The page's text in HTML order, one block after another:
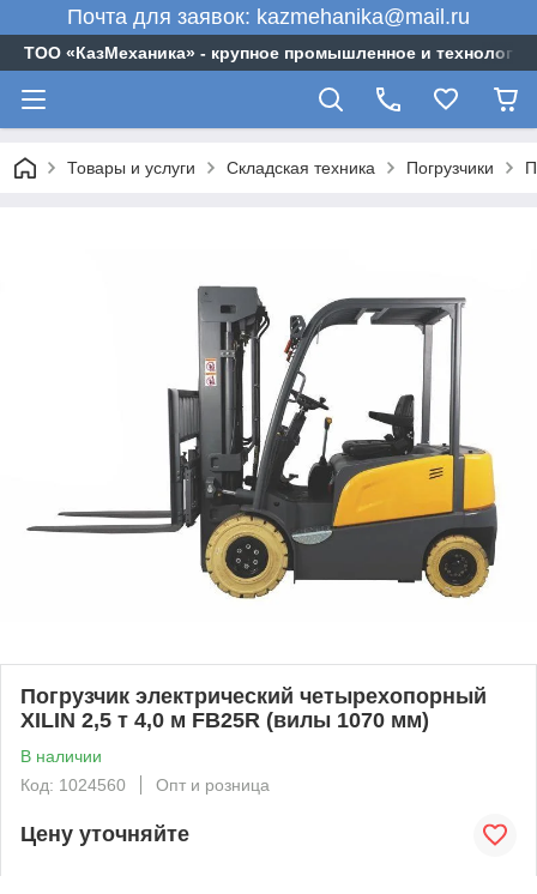
Почта для заявок: kazmehanika@mail.ru
ТОО «‎КазМеханика» - крупное промышленное и
Товары и услуги Складская техника Погрузчики
Погрузчик электрический четырехопорный
XILIN 2,5 т 4,0 м FB25R (вилы 1070 мм)
В наличии
Код: 1024560
Опт и розница
Цену уточняйте